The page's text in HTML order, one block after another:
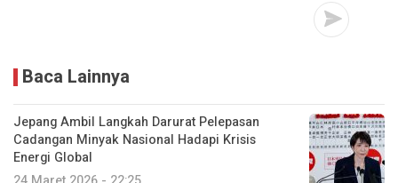
Baca Lainnya
Jepang Ambil Langkah Darurat Pelepasan
Cadangan Minyak Nasional Hadapi Krisis
Energi Global